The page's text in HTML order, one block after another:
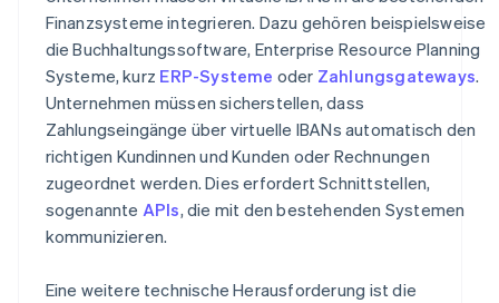
Finanzsysteme integrieren. Dazu gehören beispielsweise
die Buchhaltungssoftware, Enterprise Resource Planning
Systeme, kurz ERP-Systeme oder Zahlungsgateways.
Unternehmen müssen sicherstellen, dass
Zahlungseingänge über virtuelle IBANs automatisch den
richtigen Kundinnen und Kunden oder Rechnungen
zugeordnet werden. Dies erfordert Schnittstellen,
sogenannte APIs, die mit den bestehenden Systemen
kommunizieren.
Eine weitere technische Herausforderung ist die